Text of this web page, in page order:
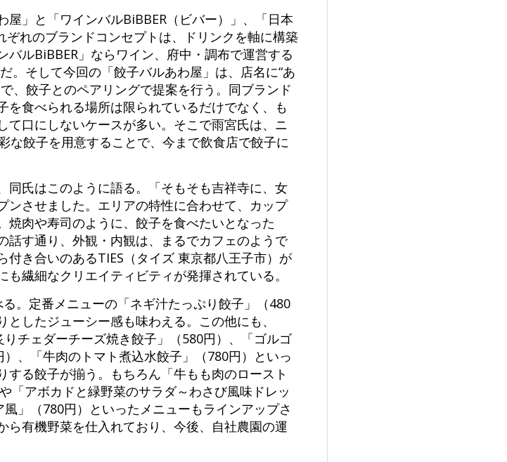
」と「ワインバルBiBBER（ビバー）」、「日本
れのブランドコンセプトは、ドリンクを軸に構築
ルBiBBER」ならワイン、府中・調布で運営する
。そして今回の「餃子バルあわ屋」は、店名に“あ
、餃子とのペアリングで提案を行う。同ブランド
食べられる場所は限られているだけでなく、も
て口にしないケースが多い。そこで雨宮氏は、ニ
な餃子を用意することで、今まで飲食店で餃子に
氏はこのように語る。「そもそも吉祥寺に、女
させました。エリアの特性に合わせて、カップ
肉や寿司のように、餃子を食べたいとなった
す通り、外観・内観は、まるでカフェのようで
き合いのあるTIES（タイズ 東京都八王子市）が
繊細なクリエイティビティが発揮されている。
。定番メニューの「ネギ汁たっぷり餃子」（480
したジューシー感も味わえる。この他にも、
チェダーチーズ焼き餃子」（580円）、「ゴルゴ
、「牛肉のトマト煮込水餃子」（780円）といっ
る餃子が揃う。もちろん「牛もも肉のロースト
アボカドと緑野菜のサラダ～わさび風味ドレッ
」（780円）といったメニューもラインアップさ
有機野菜を仕入れており、今後、自社農園の運